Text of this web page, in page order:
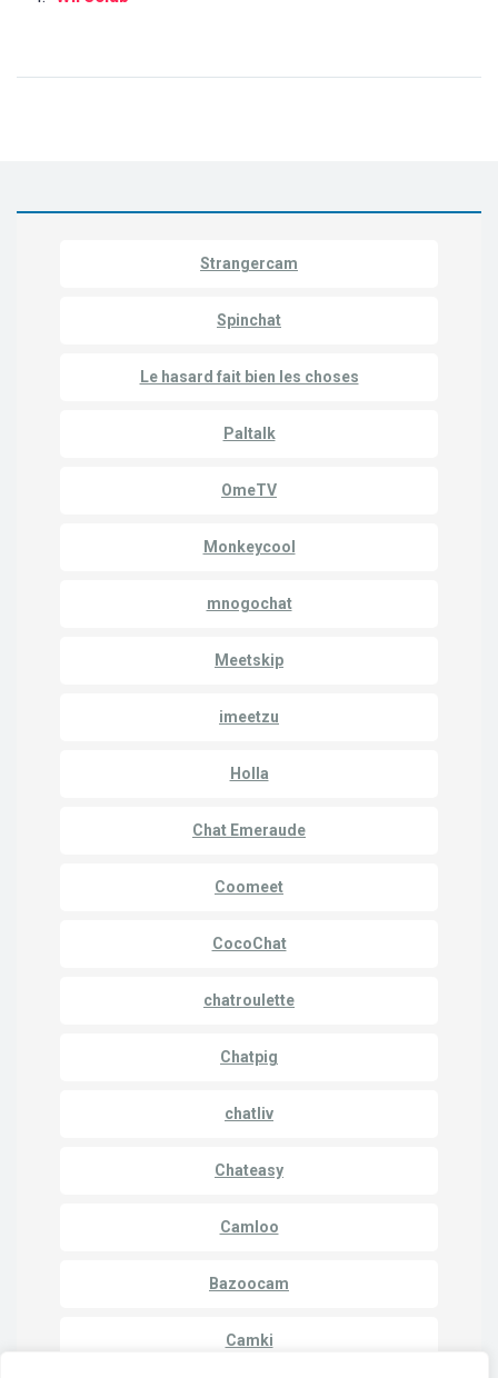
Strangercam
Spinchat
Le hasard fait bien les choses
Paltalk
OmeTV
Monkeycool
mnogochat
Meetskip
imeetzu
Holla
Chat Emeraude
Coomeet
CocoChat
chatroulette
Chatpig
chatliv
Chateasy
Camloo
Bazoocam
Camki